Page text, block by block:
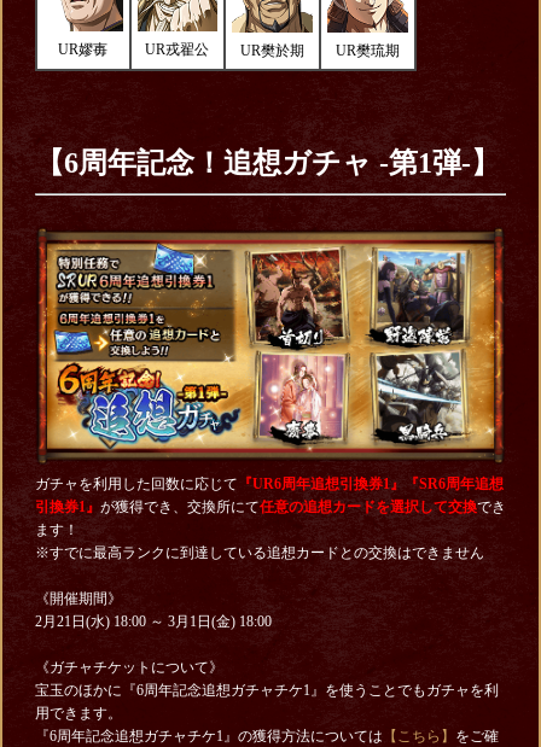
UR嫪毐 UR戎翟公 UR樊於期 UR樊琉期
【6周年記念！追想ガチャ -第1弾-】
ガチャを利用した回数に応じて 『UR6周年追想引換券1』『SR6周年追想
引換券1』 が獲得でき、交換所にて任意の追想カードを選択して交換でき
ます！
※すでに最高ランクに到達している追想カードとの交換はできません
《開催期間》
2月21日(水) 18:00 ～ 3月1日(金) 18:00
《ガチャチケットについて》
宝玉のほかに『6周年記念追想ガチャチケ1』を使うことでもガチャを利
用できます。
『6周年記念追想ガチャチケ1』の獲得方法については 【こちら】 をご確